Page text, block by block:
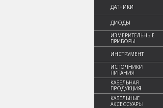
ДАТЧИКИ
ДИОДЫ
ИЗМЕРИТЕЛЬНЫЕ
ПРИБОРЫ
ИНСТРУМЕНТ
ИСТОЧНИКИ
ПИТАНИЯ
КАБЕЛЬНАЯ
ПРОДУКЦИЯ
КАБЕЛЬНЫЕ
АКСЕССУАРЫ